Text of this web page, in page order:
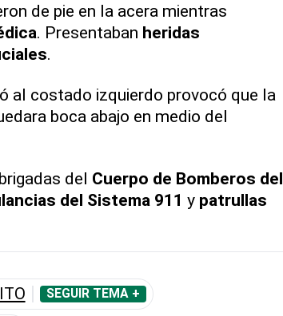
de pie en la acera mientras
. Presentaban heridas
.
al costado izquierdo provocó que la
boca abajo en medio del
del Cuerpo de Bomberos del
del Sistema 911 y patrullas
SEGUIR TEMA +